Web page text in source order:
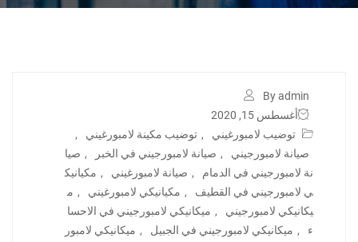
By admin
أغسطس 15, 2020
توضيب لامبورغيني
, توضيب مكينة لامبورغيني
,
صيانة لامبورجيني
, صيانة لامبورجيني في الخبر , صيا
نة لامبورجيني في الدمام
, صيانة لامبورغيني , مكيانيك
ي لامبورجيني في القطيف
, مكيانيكي لامبورغيني , م
يكانيكي لامبورجيني
, ميكانيكي لامبورجيني في الاحسا
ء
, ميكانيكي لامبورجيني في الجبيل , ميكانيكي لامبور